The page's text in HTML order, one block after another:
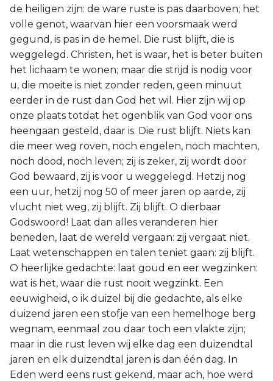
de heiligen zijn: de ware ruste is pas daarboven; het
volle genot, waarvan hier een voorsmaak werd
gegund, is pas in de hemel. Die rust blijft, die is
weggelegd. Christen, het is waar, het is beter buiten
het lichaam te wonen; maar die strijd is nodig voor
u, die moeite is niet zonder reden, geen minuut
eerder in de rust dan God het wil. Hier zijn wij op
onze plaats totdat het ogenblik van God voor ons
heengaan gesteld, daar is. Die rust blijft. Niets kan
die meer weg roven, noch engelen, noch machten,
noch dood, noch leven; zij is zeker, zij wordt door
God bewaard, zij is voor u weggelegd. Hetzij nog
een uur, hetzij nog 50 of meer jaren op aarde, zij
vlucht niet weg, zij blijft. Zij blijft. O dierbaar
Godswoord! Laat dan alles veranderen hier
beneden, laat de wereld vergaan: zij vergaat niet.
Laat wetenschappen en talen teniet gaan: zij blijft.
O heerlijke gedachte: laat goud en eer wegzinken:
wat is het, waar die rust nooit wegzinkt. Een
eeuwigheid, o ik duizel bij die gedachte, als elke
duizend jaren een stofje van een hemelhoge berg
wegnam, eenmaal zou daar toch een vlakte zijn;
maar in die rust leven wij elke dag een duizendtal
jaren en elk duizendtal jaren is dan één dag. In
Eden werd eens rust gekend, maar ach, hoe werd